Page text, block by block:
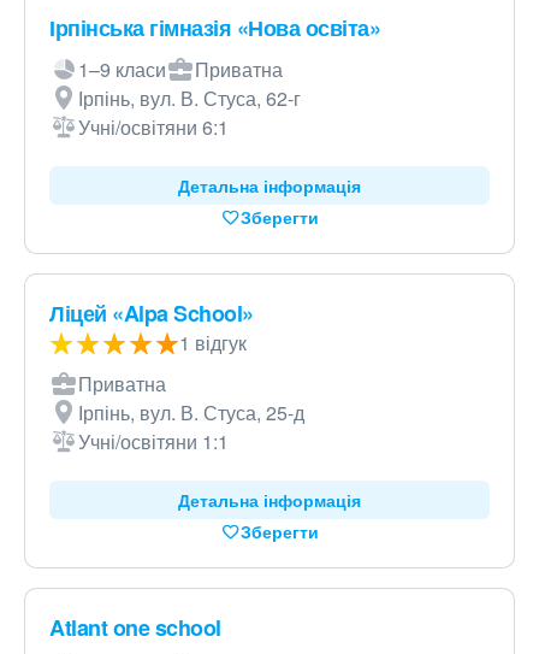
Ірпінська гімназія «Нова освіта»
1–9 класи
Приватна
Ірпінь, вул. В. Стуса, 62-г
Учні/освітяни 6:1
Детальна інформація
Зберегти
Ліцей «Alpa School»
1 відгук
Приватна
Ірпінь, вул. В. Стуса, 25-д
Учні/освітяни 1:1
Детальна інформація
Зберегти
Atlant one school